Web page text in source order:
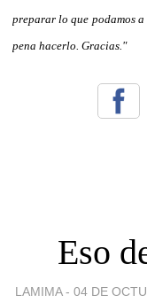
preparar lo que podamos a
pena hacerlo. Gracias."
Eso
LAMIMA - 04 DE